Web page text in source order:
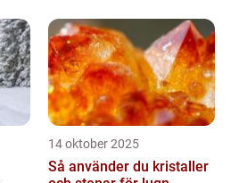
14 oktober 2025
Så använder du kristaller